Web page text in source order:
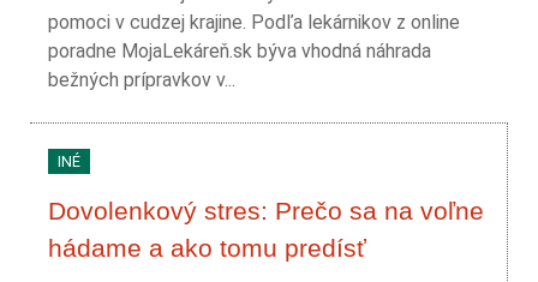
pomoci v cudzej krajine. Podľa lekárnikov z online
poradne MojaLekáreň.sk býva vhodná náhrada
bežných prípravkov v...
INÉ
Dovolenkový stres: Prečo sa na voľne
hádame a ako tomu predísť